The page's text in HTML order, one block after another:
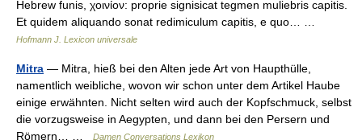
Hebrew funis, χοινίον: proprie signisicat tegmen muliebris capitis.
Et quidem aliquando sonat redimiculum capitis, e quo… …
Hofmann J. Lexicon universale
Mitra — Mitra, hieß bei den Alten jede Art von Haupthülle,
namentlich weibliche, wovon wir schon unter dem Artikel Haube
einige erwähnten. Nicht selten wird auch der Kopfschmuck, selbst
die vorzugsweise in Aegypten, und dann bei den Persern und
Römern… …
Damen Conversations Lexikon